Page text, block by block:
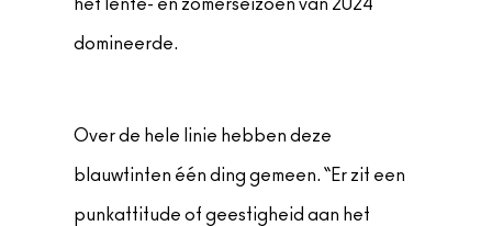
het lente- en zomerseizoen van 2024
domineerde.
Over de hele linie hebben deze
blauwtinten één ding gemeen. “Er zit een
punkattitude of geestigheid aan het